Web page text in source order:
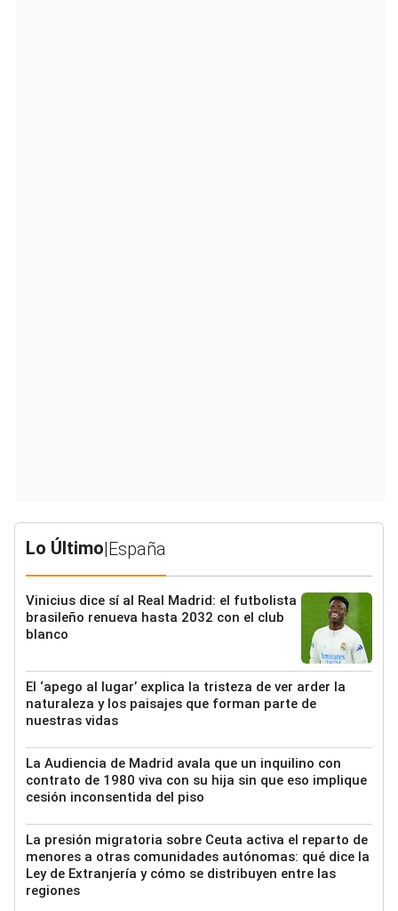
Lo Último|España
Vinicius dice sí al Real Madrid: el futbolista
brasileño renueva hasta 2032 con el club
blanco
El ‘apego al lugar’ explica la tristeza de ver arder la
naturaleza y los paisajes que forman parte de
nuestras vidas
La Audiencia de Madrid avala que un inquilino con
contrato de 1980 viva con su hija sin que eso implique
cesión inconsentida del piso
La presión migratoria sobre Ceuta activa el reparto de
menores a otras comunidades autónomas: qué dice la
Ley de Extranjería y cómo se distribuyen entre las
regiones